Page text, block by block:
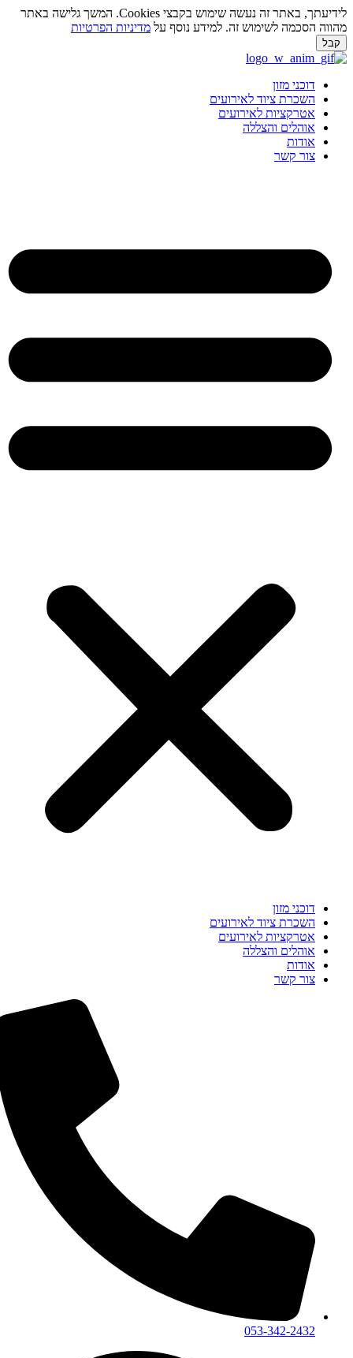
לידיעתך, באתר זה נעשה שימוש בקבצי Cookies. המשך גלישה באתר
הסכמה לשימוש זה. למידע נוסף עלמדיניות הפרטיות
קבל
דוכני מזון
השכרת ציוד לאירועים
אטרקציות לאירועים
אוהלים והצללה
אודות
צור קשר
דוכני מזון
השכרת ציוד לאירועים
אטרקציות לאירועים
אוהלים והצללה
אודות
צור קשר
053-342-2432